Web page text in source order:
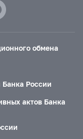
обмена
России
актов Банка